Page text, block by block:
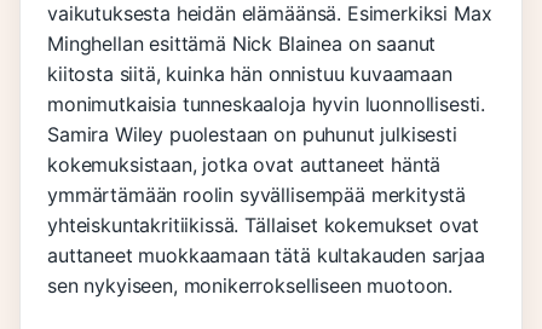
vaikutuksesta heidän elämäänsä. Esimerkiksi Max
Minghellan esittämä Nick Blainea on saanut
kiitosta siitä, kuinka hän onnistuu kuvaamaan
monimutkaisia tunneskaaloja hyvin luonnollisesti.
Samira Wiley puolestaan on puhunut julkisesti
kokemuksistaan, jotka ovat auttaneet häntä
ymmärtämään roolin syvällisempää merkitystä
yhteiskuntakritiikissä. Tällaiset kokemukset ovat
auttaneet muokkaamaan tätä kultakauden sarjaa
sen nykyiseen, monikerrokselliseen muotoon.